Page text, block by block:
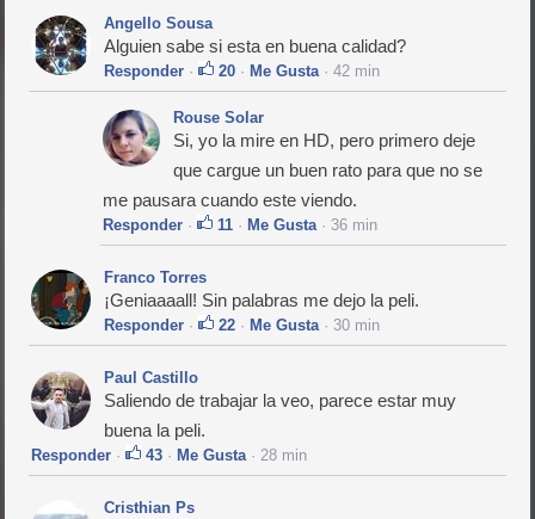
Angello Sousa
Alguien sabe si esta en buena calidad?
Responder · 20 · Me Gusta· 42 min
Rouse Solar
Si, yo la mire en HD, pero primero deje
que cargue un buen rato para que no se
me pausara cuando este viendo.
Responder · 11 · Me Gusta· 36 min
Franco Torres
¡Geniaaaall! Sin palabras me dejo la peli.
Responder · 22 · Me Gusta· 30 min
Paul Castillo
Saliendo de trabajar la veo, parece estar muy
buena la peli.
Responder · 43 · Me Gusta· 28 min
Cristhian Ps